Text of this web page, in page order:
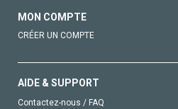
MON COMPTE
CRÉER UN COMPTE
AIDE & SUPPORT
Contactez-nous / FAQ